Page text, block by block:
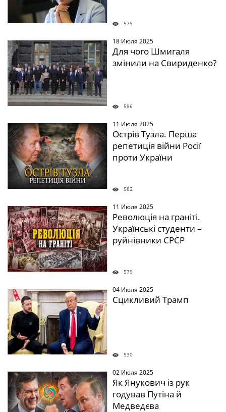
579
18 Июля 2025
Для чого Шмигаля
змінили на Свириденко?
586
11 Июля 2025
Острів Тузла. Перша
репетиція війни Росії
проти України
582
11 Июля 2025
Революція на граніті.
Українські студенти –
руйнівники СРСР
579
04 Июля 2025
Сцикливий Трамп
530
02 Июля 2025
Як Янукович із рук
годував Путіна й
Медведєва